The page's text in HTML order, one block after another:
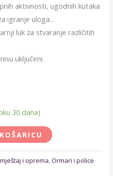
aktivnosti, ugodnih kutaka
igranje uloga…
luk za stvaranje različitih
uključeni.
30 dana)
i oprema,Ormari i police